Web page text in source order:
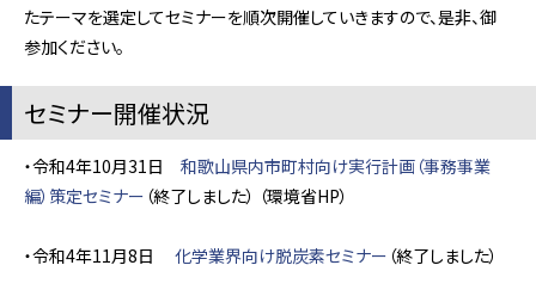
たテーマを選定してセミナーを順次開催していきますので、是非、御
参加ください。
セミナー開催状況
・令和4年10月31日 和歌山県内市町村向け実行計画（事務事業
編）策定セミナー （終了しました） （環境省HP）
・令和4年11月8日 化学業界向け脱炭素セミナー （終了しました）